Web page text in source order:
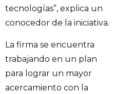
tecnologías”, explica un
conocedor de la iniciativa.
La firma se encuentra
trabajando en un plan
para lograr un mayor
acercamiento con la